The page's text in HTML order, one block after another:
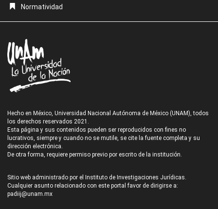
Normatividad
Hecho en México, Universidad Nacional Autónoma de México (UNAM), todos
los derechos reservados 2021.
Esta página y sus contenidos pueden ser reproducidos con fines no
lucrativos, siempre y cuando no se mutile, se cite la fuente completa y su
dirección electrónica.
De otra forma, requiere permiso previo por escrito de la institución.
Sitio web administrado por el Instituto de Investigaciones Jurídicas.
Cualquier asunto relacionado con este portal favor de dirigirse a:
padiij@unam.mx